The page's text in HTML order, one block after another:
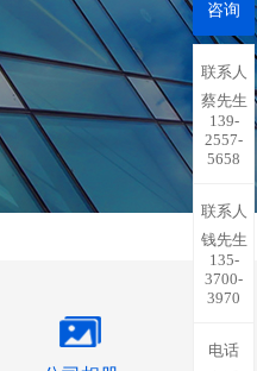
咨询
联系人
蔡先生
139-
2557-
5658
联系人
钱先生
135-
3700-
3970
电话